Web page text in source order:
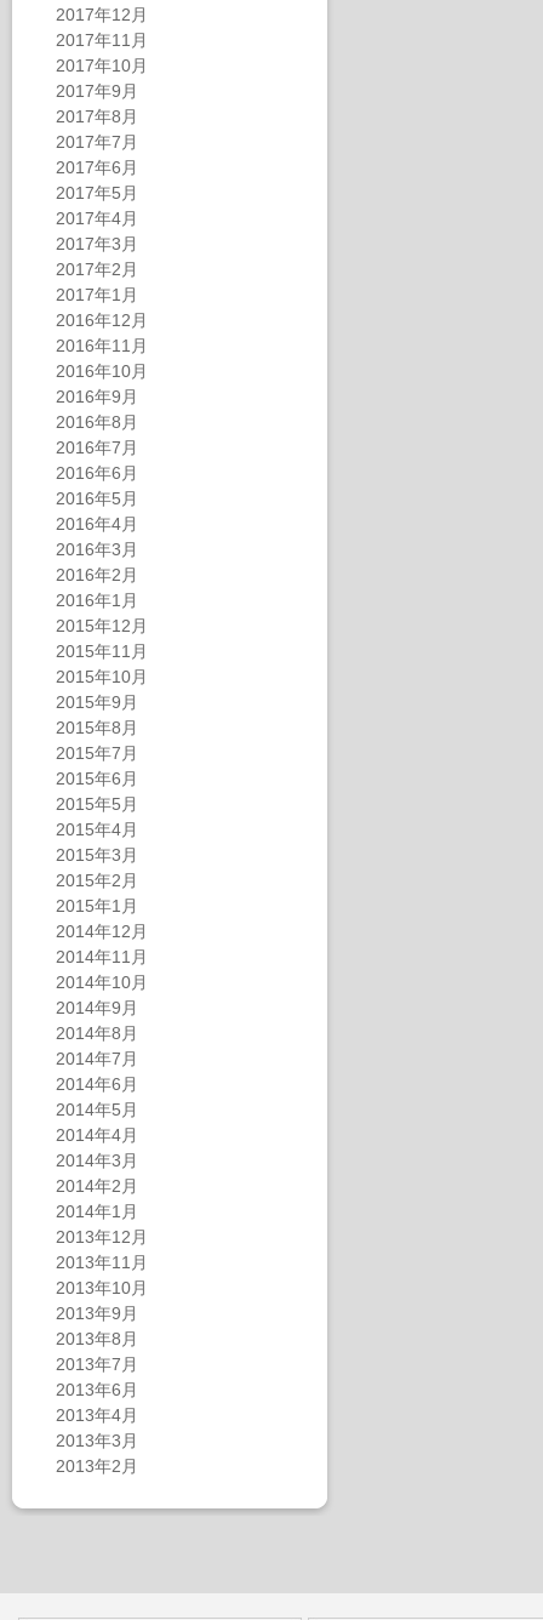
2017年12月
2017年11月
2017年10月
2017年9月
2017年8月
2017年7月
2017年6月
2017年5月
2017年4月
2017年3月
2017年2月
2017年1月
2016年12月
2016年11月
2016年10月
2016年9月
2016年8月
2016年7月
2016年6月
2016年5月
2016年4月
2016年3月
2016年2月
2016年1月
2015年12月
2015年11月
2015年10月
2015年9月
2015年8月
2015年7月
2015年6月
2015年5月
2015年4月
2015年3月
2015年2月
2015年1月
2014年12月
2014年11月
2014年10月
2014年9月
2014年8月
2014年7月
2014年6月
2014年5月
2014年4月
2014年3月
2014年2月
2014年1月
2013年12月
2013年11月
2013年10月
2013年9月
2013年8月
2013年7月
2013年6月
2013年4月
2013年3月
2013年2月